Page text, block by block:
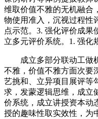
维取价值不雅的无机融合
物使用准入，沉视过程性
点示范。3. 强化评价成果
立多元评价系统。1. 强化
成立多部分联动工做机
不雅，价值不雅方面次要
艺挑和、立异项目展评等
求，发蒙逻辑思维，成立
价系统，成立讲授资本动
授的趣味性取实效性，为